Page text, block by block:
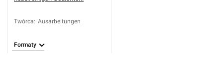
Twórca: Ausarbeitungen
Formaty